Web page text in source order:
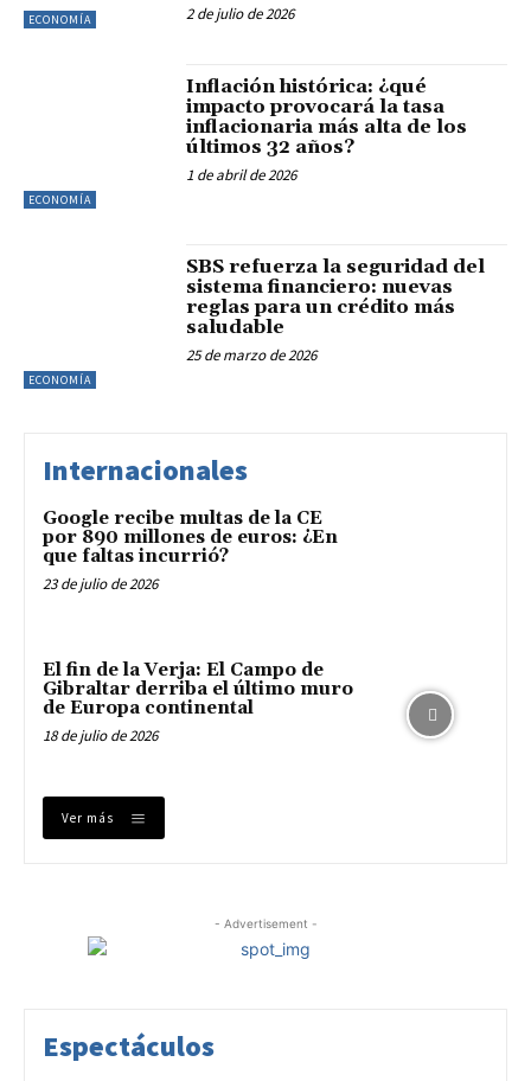
ECONOMÍA 2 de julio de 2026
ECONOMÍA
Inflación histórica: ¿qué
impacto provocará la tasa
inflacionaria más alta de los
últimos 32 años?
1 de abril de 2026
ECONOMÍA
SBS refuerza la seguridad del
sistema financiero: nuevas
reglas para un crédito más
saludable
25 de marzo de 2026
Internacionales
Google recibe multas de la CE
por 890 millones de euros: ¿En
que faltas incurrió?
23 de julio de 2026
El fin de la Verja: El Campo de
Gibraltar derriba el último muro
de Europa continental
18 de julio de 2026
Ver más
- Advertisement -
Espectáculos